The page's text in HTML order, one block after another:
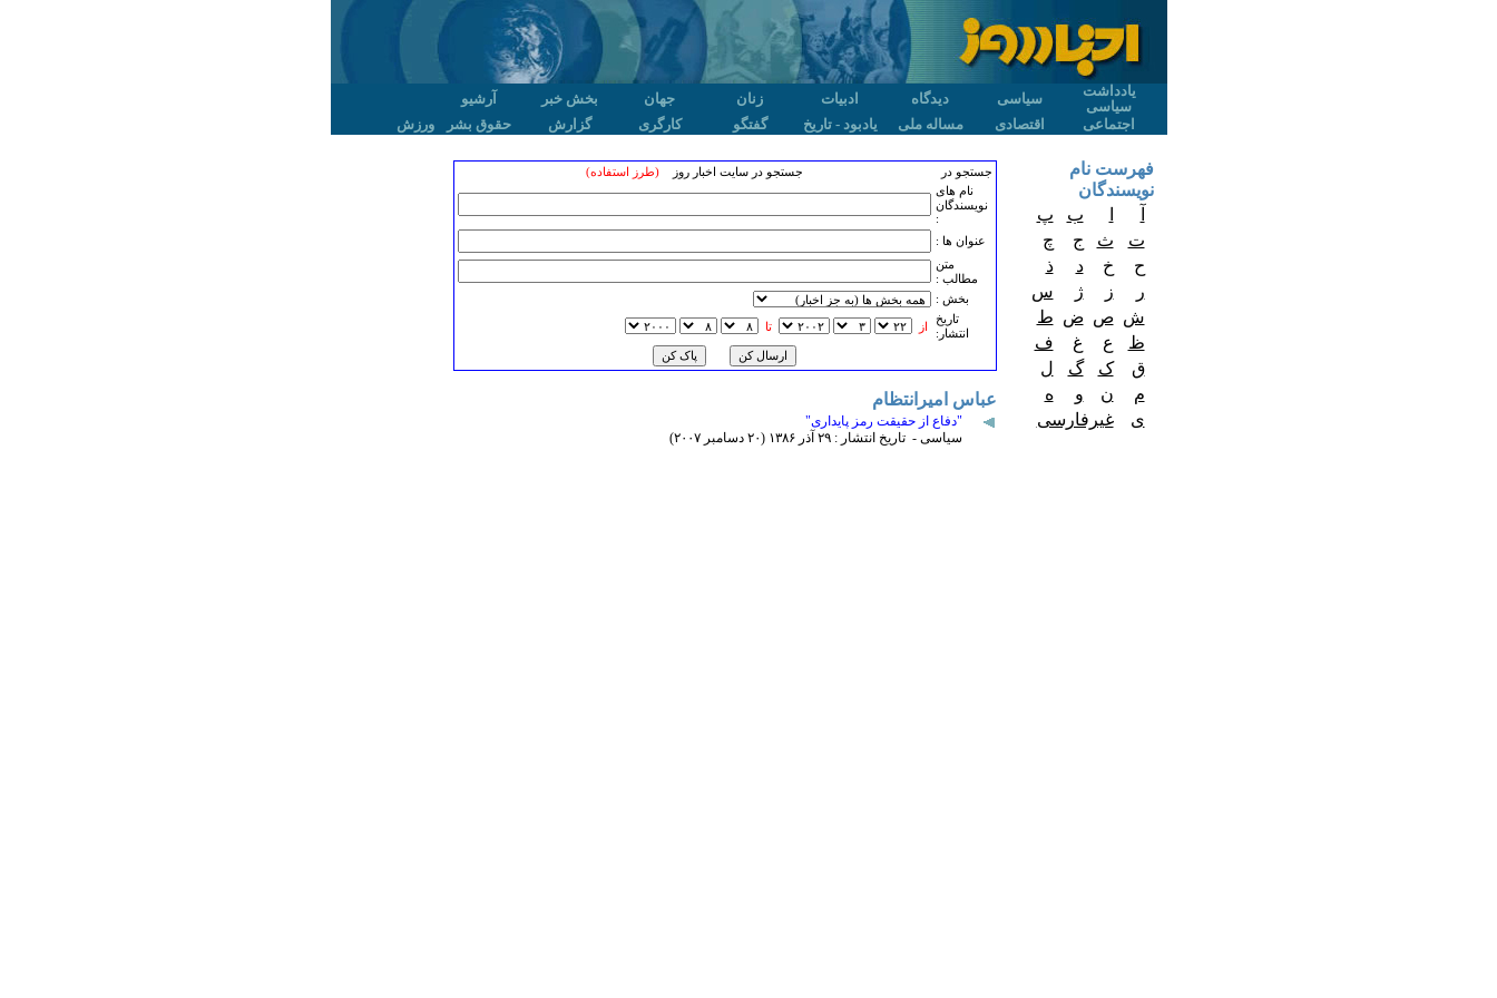
یادداشت
سیاسی
سیاسی دیدگاه ادبیات زنان جهان بخش خبر
آرشیو
اجتماعی
اقتصادی مساله ملی یادبود - تاریخ گفتگو کارگری گزارش حقوق بشر ورزش
جستجو در جستجو در سایت اخبار روز(طرز استفاده)
نام های
نویسندگان
:
عنوان ها :
متن
مطالب :
بخش :
تاريخ
انتشار:
از تا
عباس امیرانتظام
"دفاع از حقیقت رمز پایداری"
سیاسی - تاریخ انتشار : ۲۹ آذر ۱٣٨۶ (۲۰ دسامبر ۲۰۰۷)
فهرست نام
نویسندگان
ب
پ
ت
ث ج
چ
ح
خ د
ذ
ر
ز ژ
س
ش ص ض ط
ظ
ع غ
ف
ق
ک گ
ل
م
ن و
ه
ی
غیرفارسی